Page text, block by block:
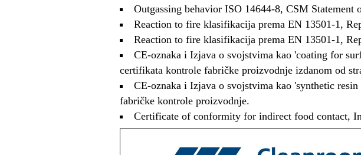
Outgassing behavior ISO 14644-8, CSM
Reaction to fire klasifikacija prema EN 13501-1,
Reaction to fire klasifikacija prema EN 13501-1,
CE-oznaka i Izjava o svojstvima kao 'coating for
certifikata kontrole fabričke proizvodnje izdanom od
CE-oznaka i Izjava o svojstvima kao 'synthetic
fabričke kontrole proizvodnje.
Certificate of conformity for indirect food contact,